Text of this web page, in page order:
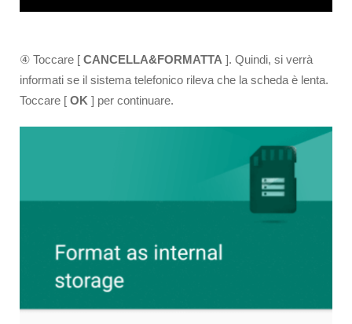
④ Toccare [ CANCELLA&FORMATTA ]. Quindi, si verrà
informati se il sistema telefonico rileva che la scheda è lenta.
Toccare [ OK ] per continuare.